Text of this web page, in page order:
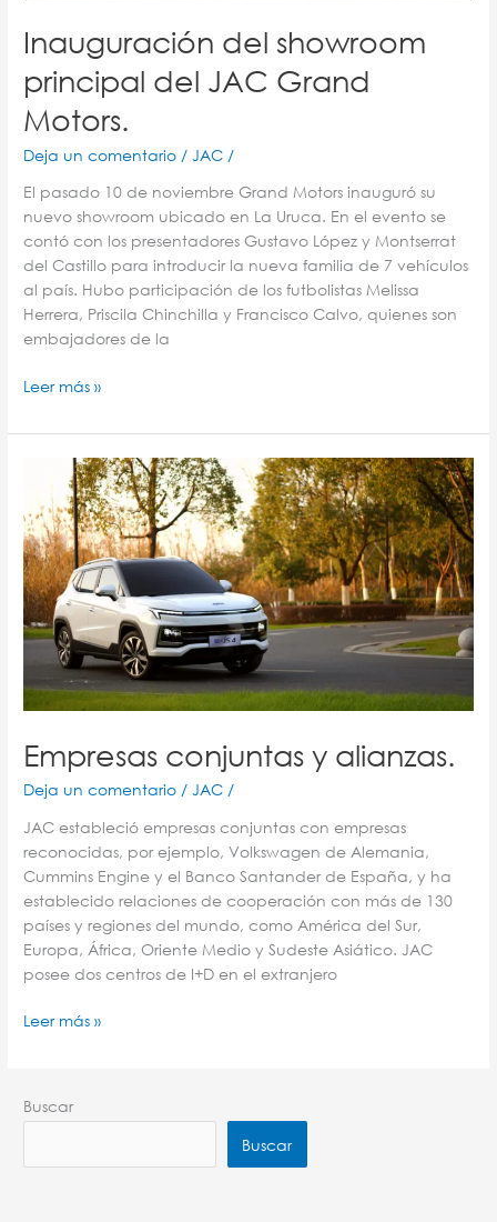
Inauguración del showroom
principal del JAC Grand
Motors.
Deja un comentario /JAC /
El pasado 10 de noviembre Grand Motors inauguró su
nuevo showroom ubicado en La Uruca. En el evento se
contó con los presentadores Gustavo López y Montserrat
del Castillo para introducir la nueva familia de 7 vehículos
al país. Hubo participación de los futbolistas Melissa
Herrera, Priscila Chinchilla y Francisco Calvo, quienes son
embajadores de la
Leer más »
Empresas conjuntas y alianzas.
Deja un comentario /JAC /
JAC estableció empresas conjuntas con empresas
reconocidas, por ejemplo, Volkswagen de Alemania,
Cummins Engine y el Banco Santander de España, y ha
establecido relaciones de cooperación con más de 130
países y regiones del mundo, como América del Sur,
Europa, África, Oriente Medio y Sudeste Asiático. JAC
posee dos centros de I+D en el extranjero
Empresas
conjuntas
y
alianzas.
Leer más »
Buscar
Buscar